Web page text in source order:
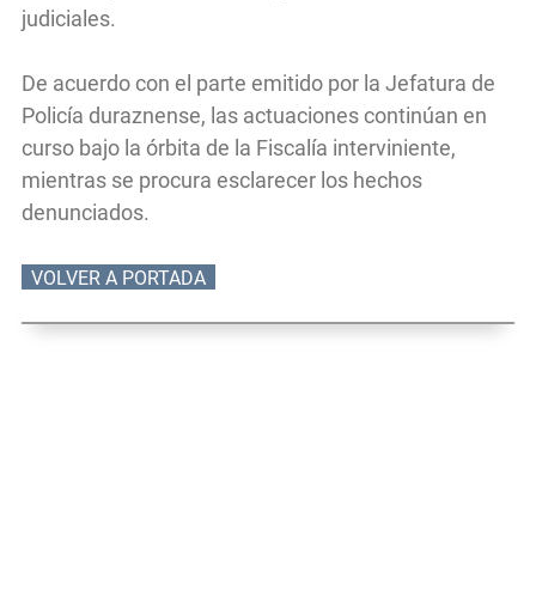
judiciales.
De acuerdo con el parte emitido por la Jefatura de
Policía duraznense, las actuaciones continúan en
curso bajo la órbita de la Fiscalía interviniente,
mientras se procura esclarecer los hechos
denunciados.
VOLVER A PORTADA